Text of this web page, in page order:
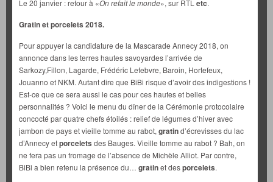
Le 20 janvier : retour à «On refait le monde», sur RTL etc.
Gratin et porcelets 2018.
Pour appuyer la candidature de la Mascarade Annecy 2018, on
annonce dans les terres hautes savoyardes l’arrivée de
Sarkozy,Fillon, Lagarde, Frédéric Lefebvre, Baroin, Hortefeux,
Jouanno et NKM. Autant dire que BiBi risque d’avoir des indigestions !
Est-ce que ce sera aussi le cas pour ces hautes et belles
personnalités ? Voici le menu du dîner de la Cérémonie protocolaire
concocté par quatre chefs étoilés : relief de légumes d’hiver avec
jambon de pays et vieille tomme au rabot, gratind’écrevisses du lac
d’Annecy etporcelets des Bauges. Vieille tomme au rabot ? Bah, on
ne fera pas un fromage de l’absence de Michèle Alliot. Par contre,
BiBi a bien retenu la présence du… gratinet desporcelets.